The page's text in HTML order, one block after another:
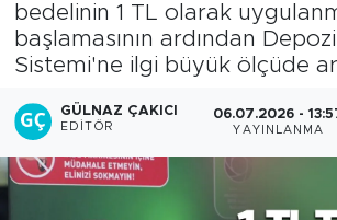
bedelinin 1 TL olarak
başlamasının ardından
Sistemi'ne ilgi büyük ölçüde
GÜLNAZ ÇAKICI
EDITÖR
06.07.2026 -
YAYINLANMA